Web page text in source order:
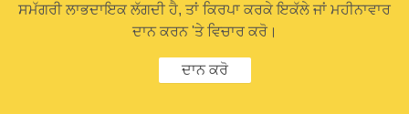
ਸਮੱਗਰੀ ਲਾਭਦਾਇਕ ਲੱਗਦੀ ਹੈ, ਤਾਂ ਕਿਰਪਾ ਕਰਕੇ ਇਕੱਲੇ ਜਾਂ ਮਹੀਨਾਵਾਰ
ਦਾਨ ਕਰਨ 'ਤੇ ਵਿਚਾਰ ਕਰੋ।
ਦਾਨ ਕਰੋ